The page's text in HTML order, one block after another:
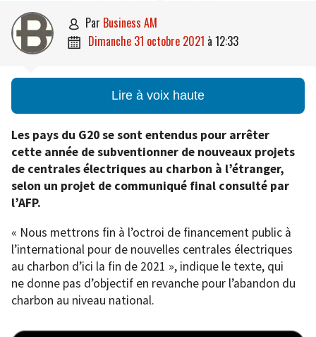
 par Business AM
 dimanche 31 octobre 2021 à 12:33
Lire à voix haute
Les pays du G20 se sont entendus pour arrêter
cette année de subventionner de nouveaux projets
de centrales électriques au charbon à l’étranger,
selon un projet de communiqué final consulté par
l’AFP.
« Nous mettrons fin à l’octroi de financement public à
l’international pour de nouvelles centrales électriques
au charbon d’ici la fin de 2021 », indique le texte, qui
ne donne pas d’objectif en revanche pour l’abandon du
charbon au niveau national.